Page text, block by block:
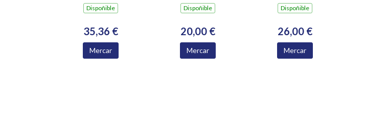
INTERVENCION NO
Dispoñible
35,36 €
Mercar
RETOS EPISTÉMICOS
Dispoñible
20,00 €
Mercar
Dispoñible
26,00 €
Mercar